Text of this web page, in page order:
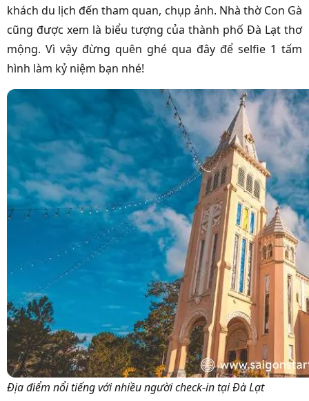
khách du lịch đến tham quan, chụp ảnh. Nhà thờ Con Gà
cũng được xem là biểu tượng của thành phố Đà Lạt thơ
mộng. Vì vậy đừng quên ghé qua đây để selfie 1 tấm
hình làm kỷ niệm bạn nhé!
Địa điểm nổi tiếng với nhiều người check-in tại Đà Lạt